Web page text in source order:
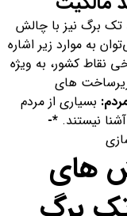
برگ نیز با چالش
به موارد زیر اشاره
نقاط کشور، به ویژه
های
بسیاری از مردم
نیستند. *-
های